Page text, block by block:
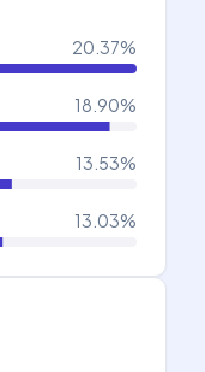
20.37%
18.90%
13.53%
13.03%